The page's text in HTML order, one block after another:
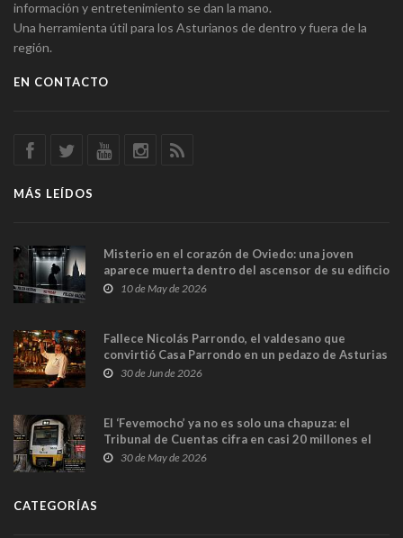
información y entretenimiento se dan la mano.
Una herramienta útil para los Asturianos de dentro y fuera de la
región.
EN CONTACTO
MÁS LEÍDOS
Misterio en el corazón de Oviedo: una joven
aparece muerta dentro del ascensor de su edificio
y las cámaras captan sus últimos minutos
10 de May de 2026
Fallece Nicolás Parrondo, el valdesano que
convirtió Casa Parrondo en un pedazo de Asturias
en Madrid
30 de Jun de 2026
El ‘Fevemocho’ ya no es solo una chapuza: el
Tribunal de Cuentas cifra en casi 20 millones el
sobrecoste de los trenes que no cabían por los
30 de May de 2026
CATEGORÍAS